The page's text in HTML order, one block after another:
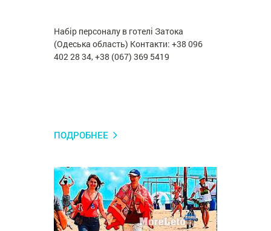
Набір персоналу в готелі Затока
(Одеська область) Контакти: +38 096
402 28 34, +38 (067) 369 5419
ПОДРОБНЕЕ